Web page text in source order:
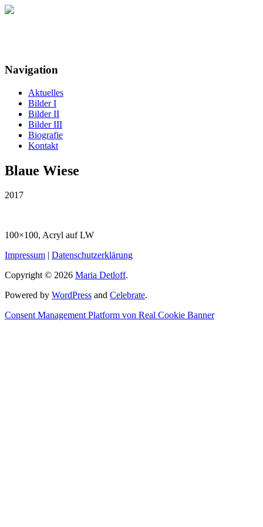
Navigation
Aktuelles
Bilder I
Bilder II
Bilder III
Biografie
Kontakt
Blaue Wiese
2017
100×100, Acryl auf LW
Impressum | Datenschutzerklärung
Copyright © 2026 Maria Detloff.
Powered by WordPress and Celebrate.
Consent Management Platform von Real Cookie Banner